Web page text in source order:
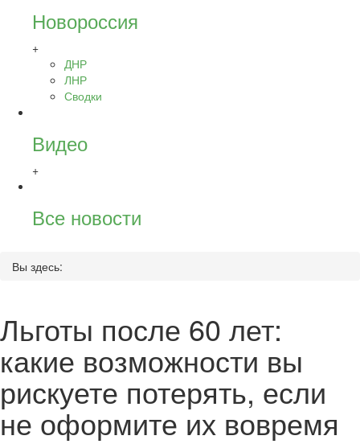
Новороссия
+
ДНР
ЛНР
Сводки
Видео
+
Все новости
Вы здесь:
Льготы после 60 лет:
какие возможности вы
рискуете потерять, если
не оформите их вовремя